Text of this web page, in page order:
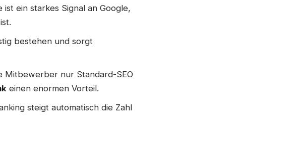
ist ein starkes Signal an Google,
bestehen und sorgt
Mitbewerber nur Standard-SEO
einen enormen Vorteil.
steigt automatisch die Zahl